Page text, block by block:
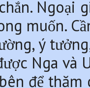
Ngoại
muốn.
ý
Nga và
để